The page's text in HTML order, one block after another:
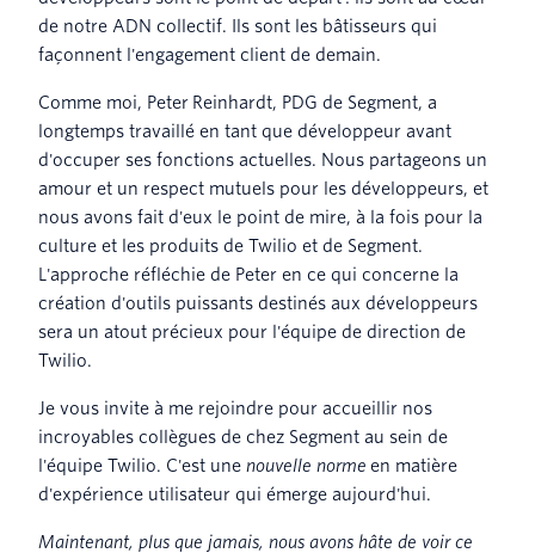
de notre ADN collectif. Ils sont les bâtisseurs qui
façonnent l'engagement client de demain.
Comme moi, Peter Reinhardt, PDG de Segment, a
longtemps travaillé en tant que développeur avant
d'occuper ses fonctions actuelles. Nous partageons un
amour et un respect mutuels pour les développeurs, et
nous avons fait d'eux le point de mire, à la fois pour la
culture et les produits de Twilio et de Segment.
L'approche réfléchie de Peter en ce qui concerne la
création d'outils puissants destinés aux développeurs
sera un atout précieux pour l'équipe de direction de
Twilio.
Je vous invite à me rejoindre pour accueillir nos
incroyables collègues de chez Segment au sein de
l'équipe Twilio. C'est une nouvelle norme en matière
d'expérience utilisateur qui émerge aujourd'hui.
Maintenant, plus que jamais, nous avons hâte de voir ce